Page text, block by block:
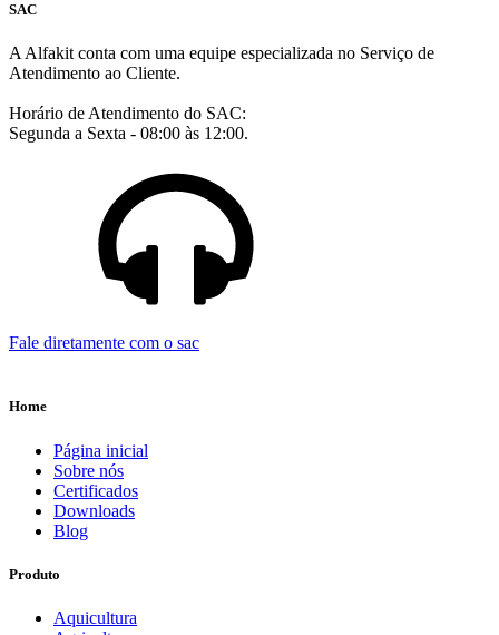
SAC
A Alfakit conta com uma equipe especializada no Serviço de
Atendimento ao Cliente.
Horário de Atendimento do SAC:
Segunda a Sexta - 08:00 às 12:00.
Fale diretamente com o sac
Home
Página inicial
Sobre nós
Certificados
Downloads
Blog
Produto
Aquicultura